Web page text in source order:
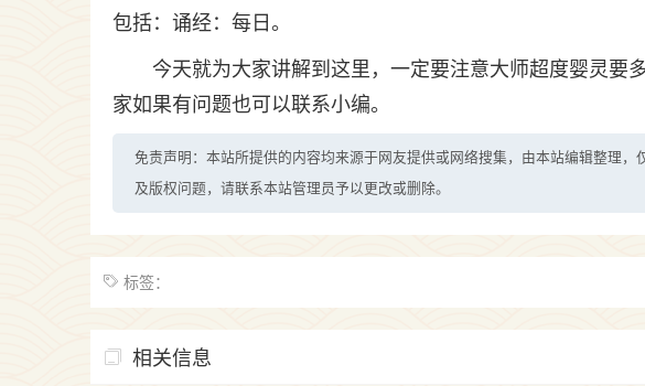
包括：诵经：每日。
今天就为大家讲解到这里，一定要注意大师超度婴灵要
家如果有问题也可以联系小编。
免责声明：本站所提供的内容均来源于网友提供或网络搜集，由本站编辑整理
及版权问题，请联系本站管理员予以更改或删除。
标签：
相关信息